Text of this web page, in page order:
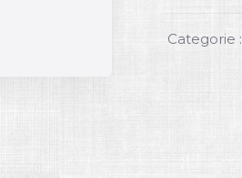
Categorie :